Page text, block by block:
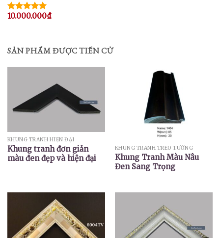
Được xếp
10.000.000₫
SẢN PHẨM ĐƯỢC TIẾN CỬ
KHUNG TRANH HIỆN ĐẠI
Khung tranh đơn giản
màu đen đẹp và hiện đại
KHUNG TRANH TREO TƯỜNG
Khung Tranh Màu Nâu
Đen Sang Trọng